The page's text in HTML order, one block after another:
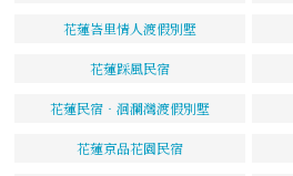
花蓮峇里情人渡假別墅
花蓮踩風民宿
花蓮民宿‧洄瀾灣渡假別墅
花蓮京品花園民宿